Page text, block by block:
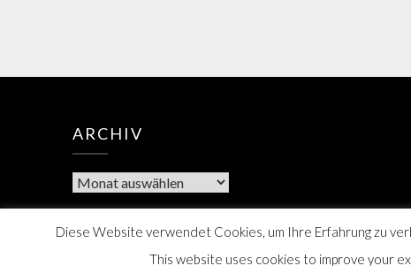
ARCHIV
Diese Website verwendet Cookies, um Ihre Erfahrung zu
This website uses cookies to improve your